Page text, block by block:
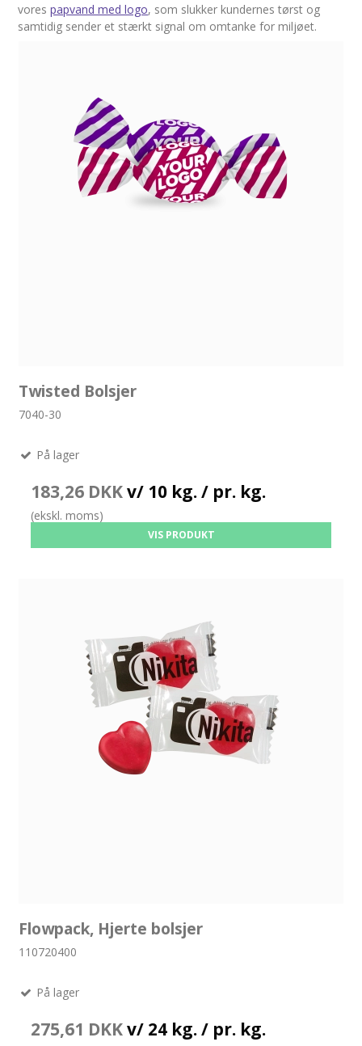
vorespapvand med logo, som slukker kundernes tørst og
samtidig sender et stærkt signal om omtanke for miljøet.
Twisted Bolsjer
7040-30
På lager
183,26 DKKv/ 10 kg. / pr. kg.
(ekskl. moms)
VIS PRODUKT
Flowpack, Hjerte bolsjer
110720400
På lager
275,61 DKKv/ 24 kg. / pr. kg.